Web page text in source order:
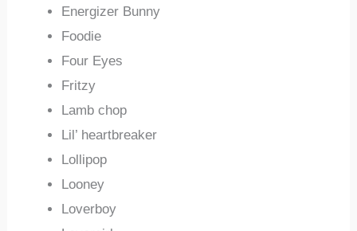
Energizer Bunny
Foodie
Four Eyes
Fritzy
Lamb chop
Lil’ heartbreaker
Lollipop
Looney
Loverboy